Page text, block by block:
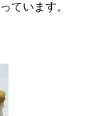
ています。